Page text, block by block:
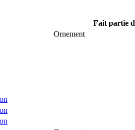
Fait partie
Ornement